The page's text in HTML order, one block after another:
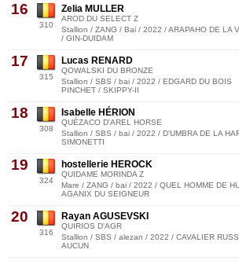
16
310
Zelia MULLER
AROD DU SELECT Z
Stallion / ZANG / Bai / 2022 / ARAPAHO DE LA
/ GIN-DUIDAM
17
315
Lucas RENARD
QOWALSKI DU BRONZE
Stallion / SBS / bai / 2022 / EDGARD DU BOIS
PINCHET / SKIPPY-II
18
308
Isabelle HÉRION
QUÉZACO D'AREL HORSE
Stallion / SBS / bai / 2022 / D'UMBRA DE LA
SIMONETTI
19
324
hostellerie HEROCK
QUIDAME MORINDA Z
Mare / ZANG / bai / 2022 / QUEL HOMME DE
AGANIX DU SEIGNEUR
20
316
Rayan AGUSEVSKI
QUIRIOS D'AGR
Stallion / SBS / alezan / 2022 / CAVALIER
AUCUN